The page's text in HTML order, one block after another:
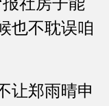
也不耽误咱
郑雨晴申